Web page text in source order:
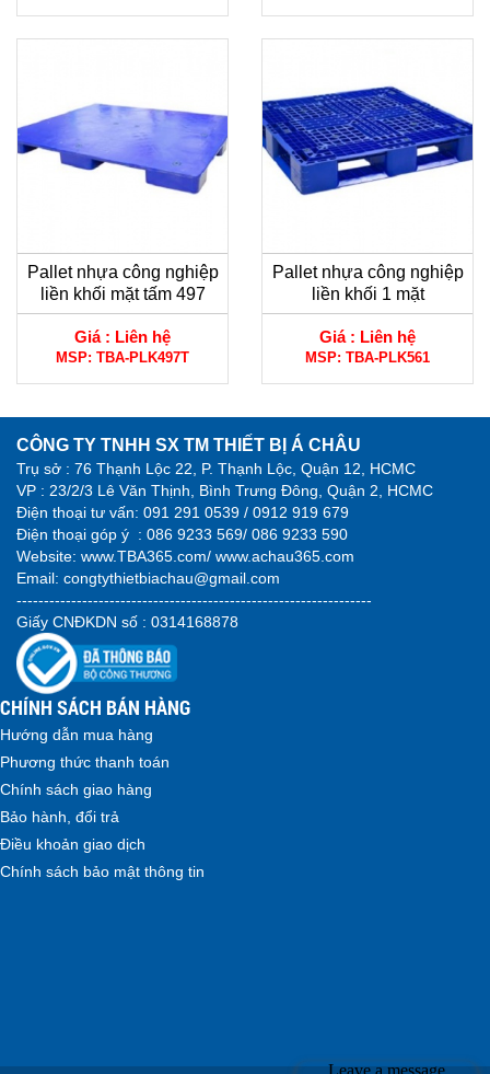
Pallet nhựa công nghiệp
liền khối mặt tấm 497
Giá : Liên hệ
MSP: TBA-PLK497T
Pallet nhựa công nghiệp
liền khối 1 mặt
Giá : Liên hệ
MSP: TBA-PLK561
CÔNG TY TNHH SX TM THIẾT BỊ Á CHÂU
Trụ sở : 76 Thạnh Lộc 22, P. Thạnh Lộc, Quận 12, HCMC
VP : 23/2/3 Lê Văn Thịnh, Bình Trưng Đông, Quận 2, HCMC
Điện thoại tư vấn: 091 291 0539 / 0912 919 679
Điện thoại góp ý : 086 9233 569/ 086 9233 590
Website: www.TBA365.com/ www.achau365.com
Email: congtythietbiachau@gmail.com
-----------------------------------------------------------------
Giấy CNĐKDN số : 0314168878
CHÍNH SÁCH BÁN HÀNG
Hướng dẫn mua hàng
Phương thức thanh toán
Chính sách giao hàng
Bảo hành, đổi trả
Điều khoản giao dịch
Chính sách bảo mật thông tin